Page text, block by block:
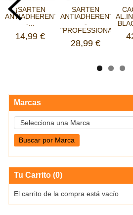
Marcas
Tu Carrito (0)
El carrito de la compra está vacío
¡SARTEN
ANTIADHERENTE
-...
14,99 €
SARTEN
ANTIADHERENTE
-
"PROFESSIONAL...
28,99 €